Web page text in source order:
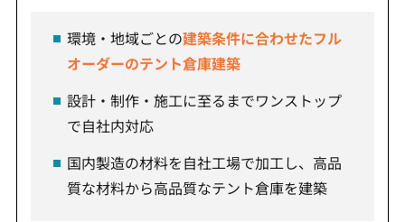
環境・地域ごとの建築条件に合わせたフル
オーダーのテント倉庫建築
設計・制作・施工に至るまでワンストップ
で自社内対応
国内製造の材料を自社工場で加工し、高品
質な材料から高品質なテント倉庫を建築